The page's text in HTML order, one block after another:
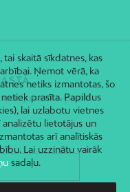
savā e-pastā!
skaitā sīkdatnes, kas
Ņemot vērā, ka
netiks izmantotas, šo
prasīta. Papildus
lai uzlabotu vietnes
lietotājus un
arī analītiskās
Lai uzzinātu vairāk
sadaļu.